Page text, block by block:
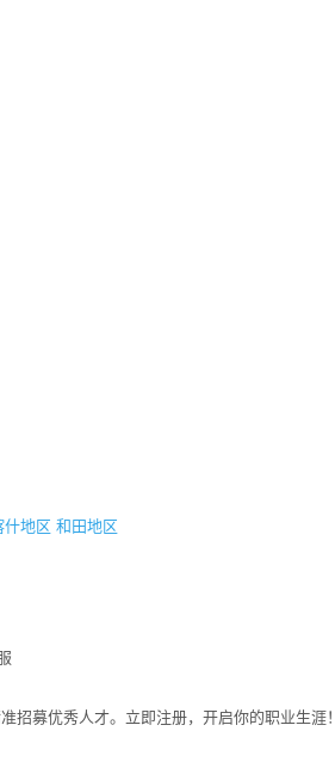
什地区 和田地区
募优秀人才。立即注册，开启你的职业生涯！